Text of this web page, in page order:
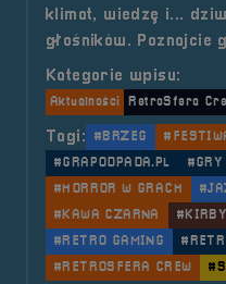
klimat, wiedzę i...
głośników. Poznajcie
Kategorie wpisu:
Aktualności RetroSfera
Tagi: #BRZEG
#GRAPODPADA.PL
#HORROR W GRACH
#KAWA CZARNA
#KIRBY
#RETRO GAMING
#RETROSFERA CREW